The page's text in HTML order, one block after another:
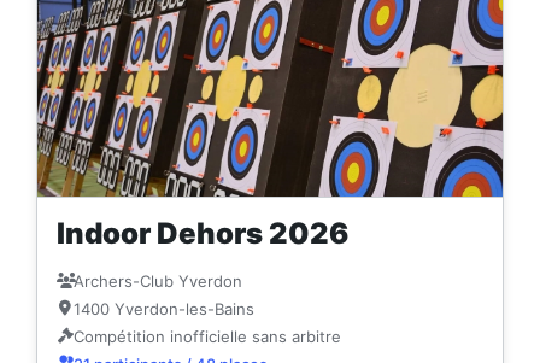
Indoor Dehors 2026
Archers-Club Yverdon
1400 Yverdon-les-Bains
Compétition inofficielle sans arbitre